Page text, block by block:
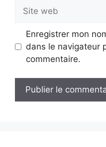
web
Enregistrer mon
dans le navigateur
commentaire.